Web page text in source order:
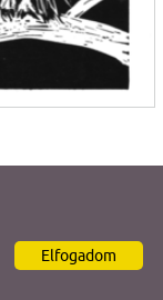
lImpresszum
Elfogadom